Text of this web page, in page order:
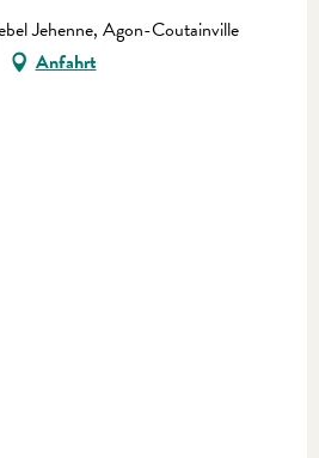
Jehenne, Agon-Coutainville
Anfahrt